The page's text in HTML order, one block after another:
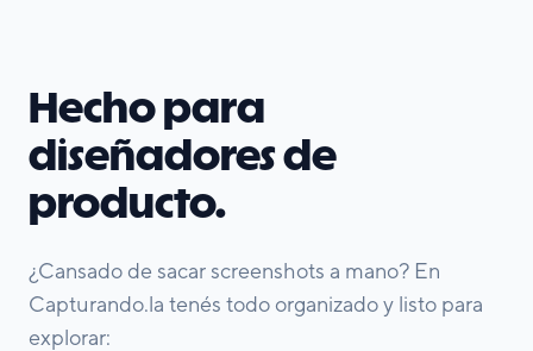
Hecho para
diseñadores de
producto.
¿Cansado de sacar screenshots a mano? En
Capturando.la tenés todo organizado y listo para
explorar: